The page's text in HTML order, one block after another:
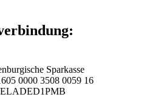
Sparkasse
0000 3508 0059 16